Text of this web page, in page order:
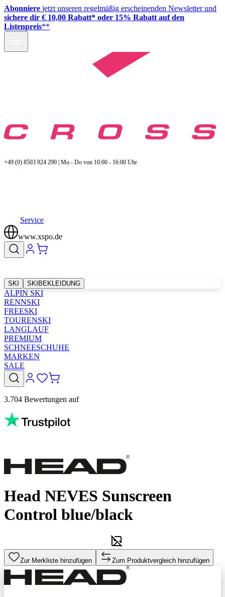
Abonniere jetzt unseren regelmäßig erscheinenden Newsletter und
sichere dir € 10,00 Rabatt* oder 15% Rabatt auf den
Listenpreis**
+49 (0) 8503 924 290 | Mo - Do von 10:00 - 16:00 Uhr
Service
www.xspo.de
SKI SKIBEKLEIDUNG
ALPIN SKI
RENNSKI
FREESKI
TOURENSKI
LANGLAUF
PREMIUM
SCHNEESCHUHE
MARKEN
SALE
3.704 Bewertungen auf
Head NEVES Sunscreen
Control blue/black
Zur Merkliste hinzufügen Zum Produktvergleich hinzufügen